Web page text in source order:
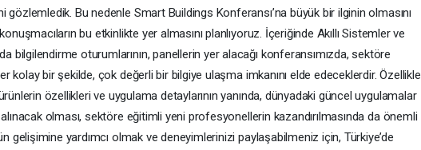
Bu nedenle Smart Buildings Konferansı’na büyük bir ilginin olmasını
bu etkinlikte yer almasını planlıyoruz. İçeriğinde Akıllı Sistemler ve
bilgilendirme oturumlarının, panellerin yer alacağı konferansımızda, sektöre
kolay bir şekilde, çok değerli bir bilgiye ulaşma imkanını elde edeceklerdir. Özellikle
özellikleri ve uygulama detaylarının yanında, dünyadaki güncel uygulamalar
olması, sektöre eğitimli yeni profesyonellerin kazandırılmasında da önemli
gelişimine yardımcı olmak ve deneyimlerinizi paylaşabilmeniz için, Türkiye’de